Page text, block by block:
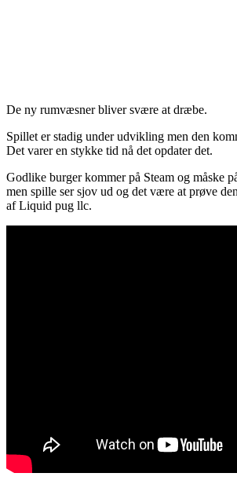
De ny rumvæsner bliver svære at dræbe.
Spillet er stadig under udvikling men den
Det varer en stykke tid nå det opdater det.
Godlike burger kommer på Steam og måske
men spille ser sjov ud og det være at prøve
af Liquid pug llc.